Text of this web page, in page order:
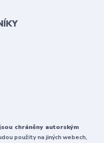
chráněny autorským
použity na jiných webech,